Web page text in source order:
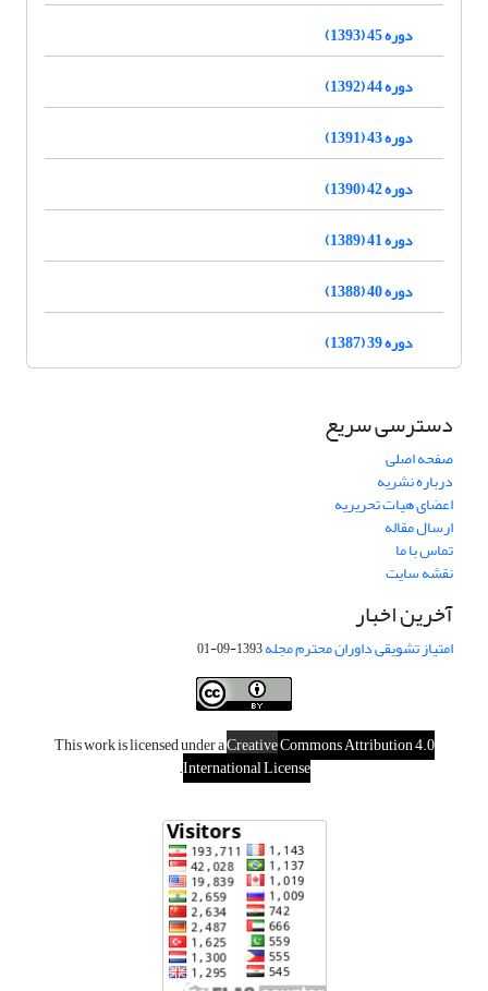
دوره 45 (1393)
دوره 44 (1392)
دوره 43 (1391)
دوره 42 (1390)
دوره 41 (1389)
دوره 40 (1388)
دوره 39 (1387)
دسترسی سریع
صفحه اصلی
درباره نشریه
اعضای هیات تحریریه
ارسال مقاله
تماس با ما
نقشه سایت
آخرین اخبار
امتیاز تشویقی داوران محترم مجله1393-09-01
This work is licensed under aCreativeCommons Attribution 4.0
International License
.